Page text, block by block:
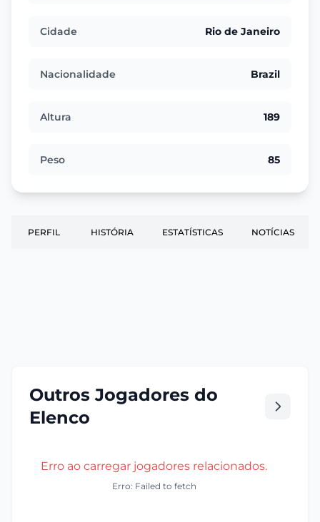
Cidade Rio de Janeiro
Nacionalidade Brazil
Altura 189
Peso 85
PERFIL HISTÓRIA ESTATÍSTICAS NOTÍCIAS
Outros Jogadores do
Elenco
Erro ao carregar jogadores relacionados.
Erro: Failed to fetch